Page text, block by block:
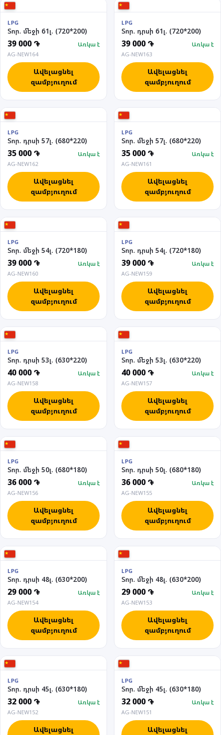
LPG
Տոր. մեջի 61լ. (720*200)
39 000 ֏
Առկա է
AG-NEW164
Ավելացնել
զամբյուղում
LPG
Տոր. դրսի 61լ. (720*200)
39 000 ֏
Առկա է
AG-NEW163
Ավելացնել
զամբյուղում
LPG
Տոր. դրսի 57լ. (680*220)
35 000 ֏
Առկա է
AG-NEW162
Ավելացնել
զամբյուղում
LPG
Տոր. մեջի 57լ. (680*220)
35 000 ֏
Առկա է
AG-NEW161
Ավելացնել
զամբյուղում
LPG
Տոր. մեջի 54լ. (720*180)
39 000 ֏
Առկա է
AG-NEW160
Ավելացնել
զամբյուղում
LPG
Տոր. դրսի 54լ. (720*180)
39 000 ֏
Առկա է
AG-NEW159
Ավելացնել
զամբյուղում
LPG
Տոր. դրսի 53լ. (630*220)
40 000 ֏
Առկա է
AG-NEW158
Ավելացնել
զամբյուղում
LPG
Տոր. մեջի 53լ. (630*220)
40 000 ֏
Առկա է
AG-NEW157
Ավելացնել
զամբյուղում
LPG
Տոր. մեջի 50լ. (680*180)
36 000 ֏
Առկա է
AG-NEW156
Ավելացնել
զամբյուղում
LPG
Տոր. դրսի 50լ. (680*180)
36 000 ֏
Առկա է
AG-NEW155
Ավելացնել
զամբյուղում
LPG
Տոր. դրսի 48լ. (630*200)
29 000 ֏
Առկա է
AG-NEW154
Ավելացնել
զամբյուղում
LPG
Տոր. մեջի 48լ. (630*200)
29 000 ֏
Առկա է
AG-NEW153
Ավելացնել
զամբյուղում
LPG
Տոր. դրսի 45լ. (630*180)
32 000 ֏
Առկա է
AG-NEW152
Ավելացնել
LPG
Տոր. մեջի 45լ. (630*180)
32 000 ֏
Առկա է
AG-NEW151
Ավելացնել